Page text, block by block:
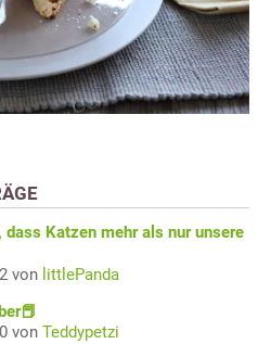
dass Katzen mehr als nur unsere
von littlePanda
von Teddypetzi